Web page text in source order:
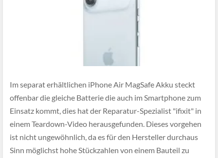
Im separat erhältlichen iPhone Air MagSafe Akku steckt
offenbar die gleiche Batterie die auch im Smartphone zum
Einsatz kommt, dies hat der Reparatur-Spezialist "ifixit" in
einem Teardown-Video herausgefunden. Dieses vorgehen
ist nicht ungewöhnlich, da es für den Hersteller durchaus
Sinn möglichst hohe Stückzahlen von einem Bauteil zu